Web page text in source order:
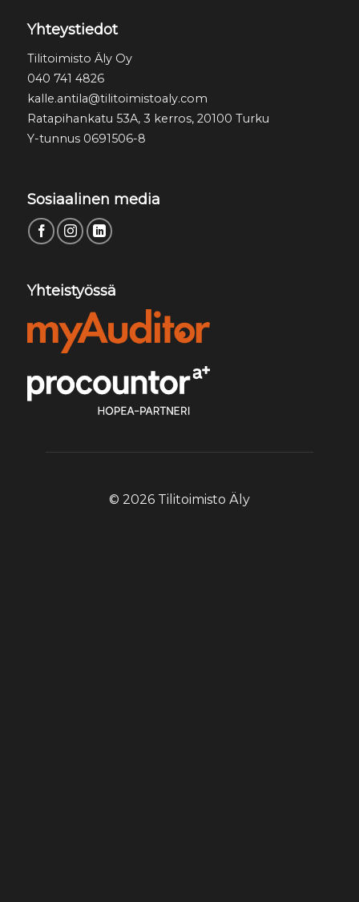
Yhteystiedot
Tilitoimisto Äly Oy
040 741 4826
kalle.antila@tilitoimistoaly.com
Ratapihankatu 53A, 3 kerros, 20100 Turku
Y-tunnus 0691506-8
Sosiaalinen media
Yhteistyössä
© 2026 Tilitoimisto Äly